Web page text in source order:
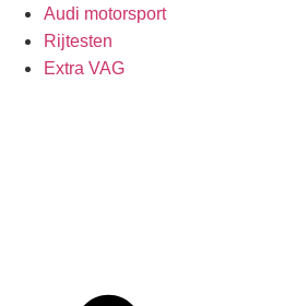
Audi motorsport
Rijtesten
Extra VAG